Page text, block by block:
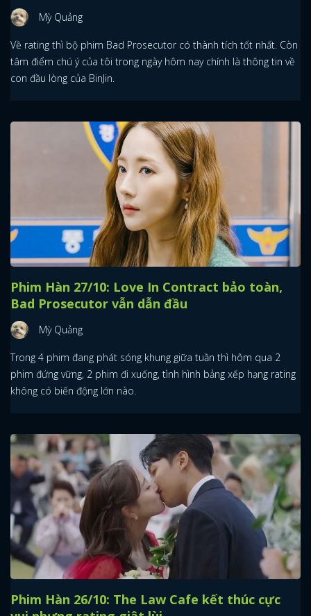
Mỳ Quảng
Về rating thì bộ phim Bad Prosecutor có thành tích tốt nhất. Còn
tâm điểm chú ý của tôi trong ngày hôm nay chính là thông tin về
con đầu lòng của BinJin.
Phim Hàn 27/10: Love In Contract bảo toàn,
Bad Prosecutor vẫn dẫn đầu
Mỳ Quảng
Trong 4 phim đang phát sóng khung giữa tuần thì hôm qua 2
phim đứng vững, 2 phim đi xuống, tình hình bảng xếp hạng rating
không có biến động lớn nào.
Phim Hàn 26/10: The Law Cafe kết thúc cực